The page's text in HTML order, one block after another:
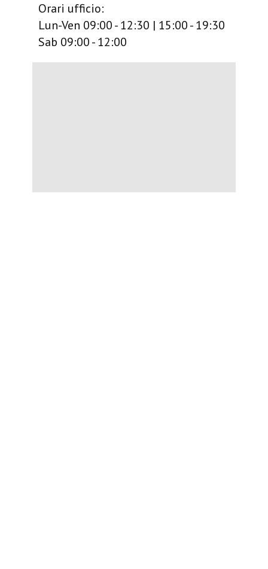
Orari ufficio:
Lun-Ven 09:00 - 12:30 | 15:00 - 19:30
Sab 09:00 - 12:00